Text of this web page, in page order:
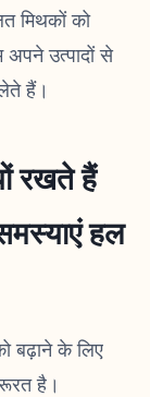
मिथकों को
अपने उत्पादों से
हैं।
रखते हैं
हल
बढ़ाने के लिए
है।